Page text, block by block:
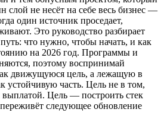
слой не несёт на себе весь бизнес —
один источник проседает,
Это руководство разбирает
что нужно, чтобы начать, и как
на 2026 год. Программы и
поэтому воспринимай
движущуюся цель, а лежащую в
устойчивую часть. Цель не в том,
выплатой. Цель — построить стек
следующее обновление